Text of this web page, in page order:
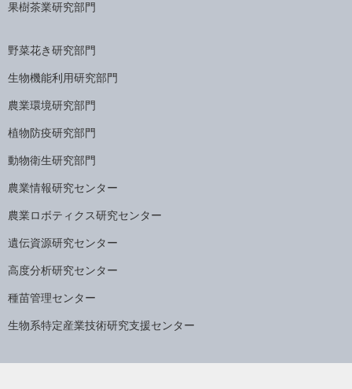
果樹茶業研究部門
野菜花き研究部門
生物機能利用研究部門
農業環境研究部門
植物防疫研究部門
動物衛生研究部門
農業情報研究センター
農業ロボティクス研究センター
遺伝資源研究センター
高度分析研究センター
種苗管理センター
生物系特定産業技術研究支援センター